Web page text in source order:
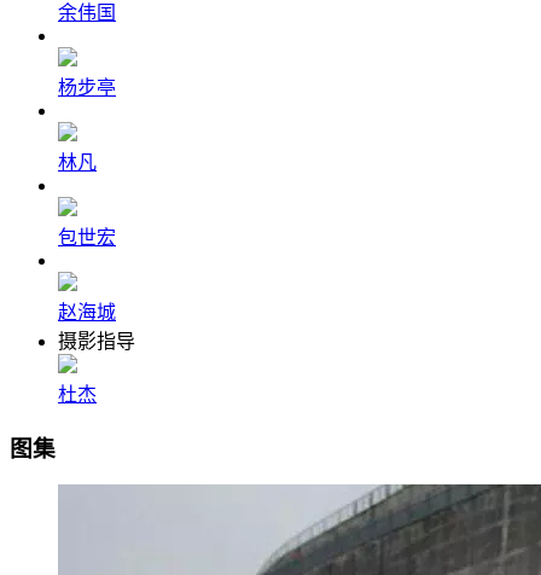
余伟国
杨步亭
林凡
包世宏
赵海城
摄影指导
杜杰
图集